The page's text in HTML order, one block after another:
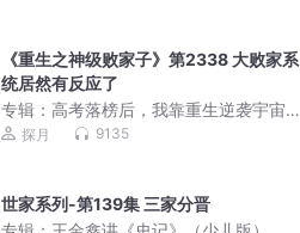
《重生之神级败家子》第2338 大败家系
统居然有反应了
专辑： 高考落榜后，我靠重生逆袭宇宙
首富丨重生之神级败家子
探月 9135
世家系列-第139集 三家分晋